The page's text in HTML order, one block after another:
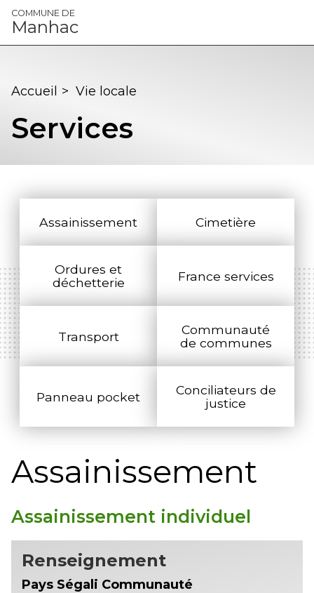
Panneau de gestion des cookies
COMMUNE DE
Manhac
Accueil > Vie locale
Services
Assainissement Cimetière
Ordures et
déchetterie
France services
Transport
Communauté
de communes
Panneau pocket
Conciliateurs de
justice
Assainissement
Assainissement individuel
Renseignement
Pays Ségali Communauté